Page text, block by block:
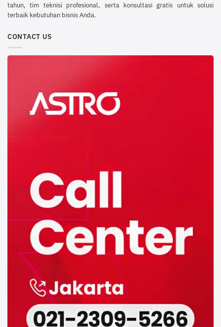
tahun, tim teknisi profesional, serta konsultasi gratis untuk solusi
terbaik kebutuhan bisnis Anda.
CONTACT US